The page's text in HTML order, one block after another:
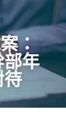
：
年
待